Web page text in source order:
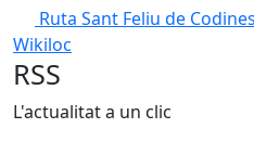
Ruta Sant Feliu de
Wikiloc
RSS
L'actualitat a un clic